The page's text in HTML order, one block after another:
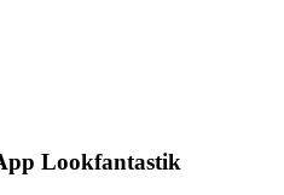
Lookfantastik